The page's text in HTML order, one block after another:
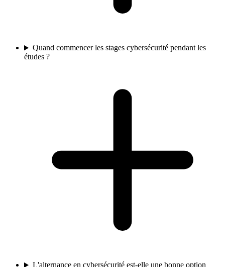
Quand commencer les stages cybersécurité pendant les
études ?
L'alternance en cybersécurité est-elle une bonne option